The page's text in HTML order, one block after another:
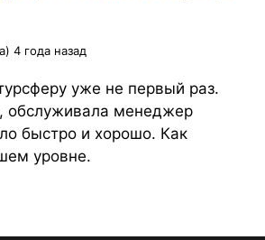
4 года назад
уже не первый раз.
обслуживала менеджер
быстро и хорошо. Как
уровне.